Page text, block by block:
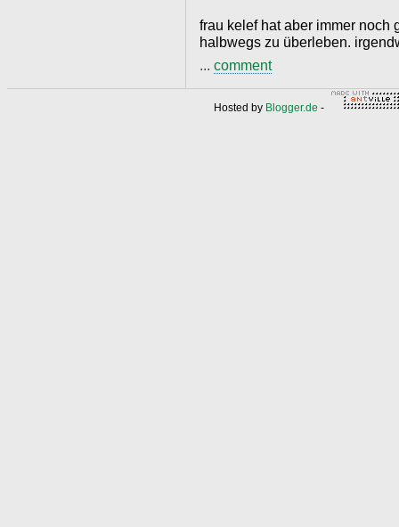
frau kelef hat aber immer noch
halbwegs zu überleben.
... comment
Hosted by Blogger.de -